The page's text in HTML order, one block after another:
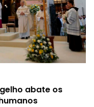
abate os